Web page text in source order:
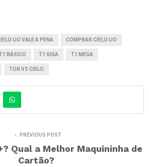
LIO VALE A PENA COMPRAR CIELO LIO
T1 BÁSICO T1 GIGA T1 MEGA
TON VS CIELO
PREVIOUS POST
Qual a Melhor Maquininha de
Cartão?